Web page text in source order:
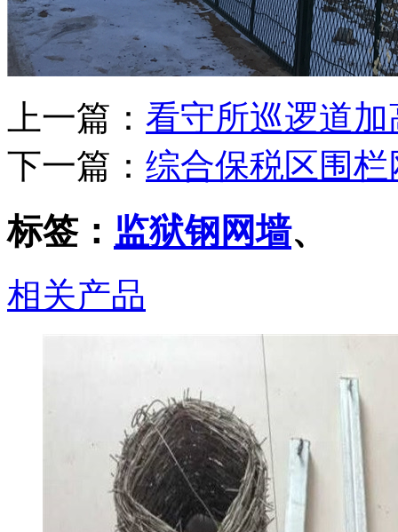
上一篇： 看守所巡逻道
下一篇： 综合保税区围栏
标签： ​监狱钢网墙、
相关产品